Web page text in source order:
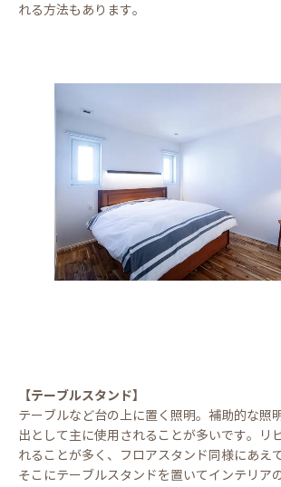
れる方法もあります。
【テーブルスタンド】
テーブルなど台の上に置く照明。補助的な照
出として主に使用されることが多いです。リ
れることが多く、フロアスタンド同様にあえ
そこにテーブルスタンドを置いてインテリア